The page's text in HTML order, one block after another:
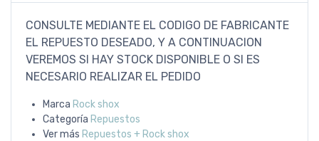
CONSULTE MEDIANTE EL CODIGO DE FABRICANTE
EL REPUESTO DESEADO, Y A CONTINUACION
VEREMOS SI HAY STOCK DISPONIBLE O SI ES
NECESARIO REALIZAR EL PEDIDO
Marca Rock shox
Categoría Repuestos
Ver más Repuestos + Rock shox